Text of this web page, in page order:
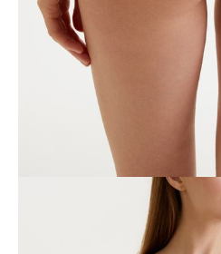
Jak złożyć zamówienie
POWIADOM MNIE O
ПОЛУЧИТЬ ПО EMAIL
darmowa od 99 zł
czas dostawy: 1-2 dni robocze
Paczkomaty InPost 24/7,
czas dostawy: 1-2 dni robocze
w sklepie Conte (Łodz)
pn.- czw. 8:00 - 16:00, pt. 8:00 - 14:00